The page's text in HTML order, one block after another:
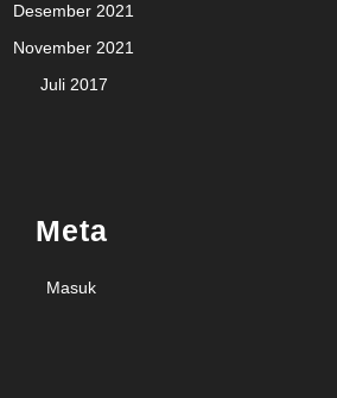
Desember 2021
November 2021
Juli 2017
Meta
Masuk